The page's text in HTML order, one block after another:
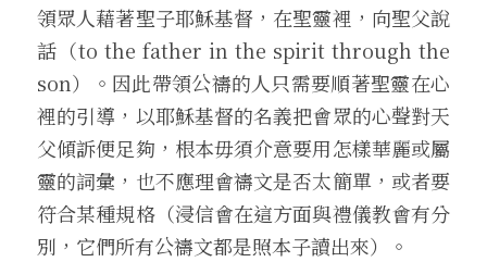
領眾人藉著聖子耶穌基督，在聖靈裡，向聖父說
話（to the father in the spirit through the
son）。因此帶領公禱的人只需要順著聖靈在心
裡的引導，以耶穌基督的名義把會眾的心聲對天
父傾訴便足夠，根本毋須介意要用怎樣華麗或屬
靈的詞彙，也不應理會禱文是否太簡單，或者要
符合某種規格（浸信會在這方面與禮儀教會有分
別，它們所有公禱文都是照本子讀出來）。